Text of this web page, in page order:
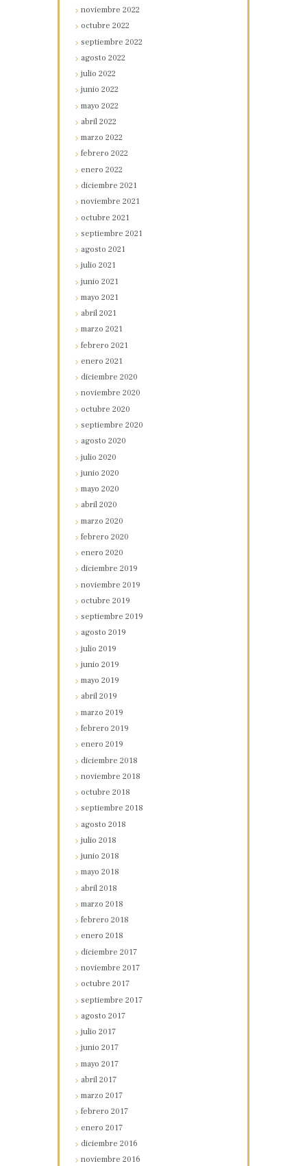
noviembre2022
octubre2022
septiembre2022
agosto2022
julio2022
junio2022
mayo2022
abril2022
marzo2022
febrero2022
enero2022
diciembre2021
noviembre2021
octubre2021
septiembre2021
agosto2021
julio2021
junio2021
mayo2021
abril2021
marzo2021
febrero2021
enero2021
diciembre2020
noviembre2020
octubre2020
septiembre2020
agosto2020
julio2020
junio2020
mayo2020
abril2020
marzo2020
febrero2020
enero2020
diciembre2019
noviembre2019
octubre2019
septiembre2019
agosto2019
julio2019
junio2019
mayo2019
abril2019
marzo2019
febrero2019
enero2019
diciembre2018
noviembre2018
octubre2018
septiembre2018
agosto2018
julio2018
junio2018
mayo2018
abril2018
marzo2018
febrero2018
enero2018
diciembre2017
noviembre2017
octubre2017
septiembre2017
agosto2017
julio2017
junio2017
mayo2017
abril2017
marzo2017
febrero2017
enero2017
diciembre2016
noviembre2016